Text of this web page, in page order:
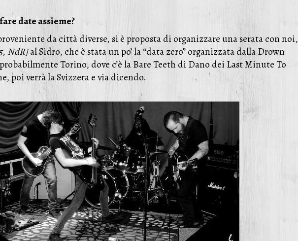
date assieme?
da città diverse, si è proposta di organizzare una serata con noi,
NdR]al Sidro, che è stata un po’ la “data zero” organizzata dalla Drown
Torino, dove c’è la Bare Teeth di Dano dei Last Minute To
poi verrà la Svizzera e via dicendo.